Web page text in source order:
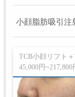
小顔脂肪吸引注
TCB小顔リフト
45,000円~217,800